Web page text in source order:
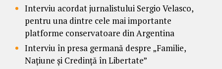
Interviu acordat jurnalistului Sergio Velasco,
pentru una dintre cele mai importante
platforme conservatoare din Argentina
Interviu în presa germană despre „Familie,
Națiune și Credință în Libertate”